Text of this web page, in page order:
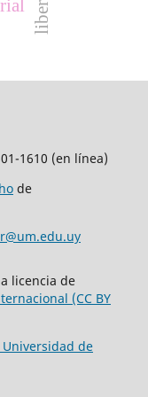
1610 (en línea)
de
licencia de
(CC BY
Universidad de